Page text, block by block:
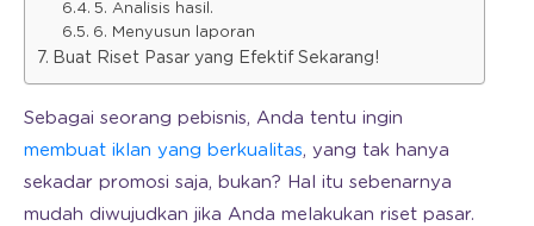
5. Analisis hasil.
6. Menyusun laporan
Buat Riset Pasar yang Efektif Sekarang!
Sebagai seorang pebisnis, Anda tentu ingin
membuat iklan yang berkualitas, yang tak hanya
sekadar promosi saja, bukan? Hal itu sebenarnya
mudah diwujudkan jika Anda melakukan riset pasar.